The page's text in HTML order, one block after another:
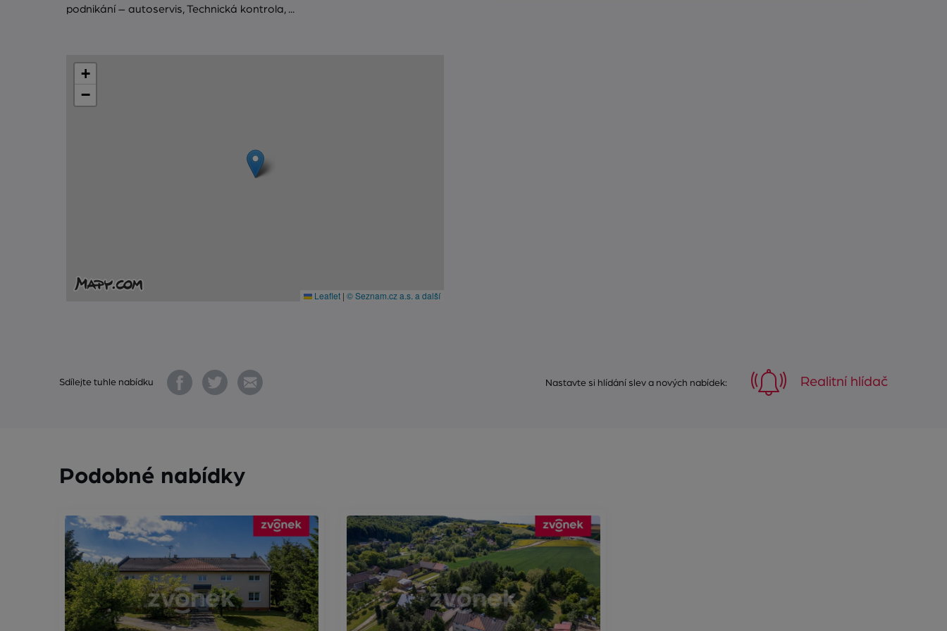
podnikání – autoservis, Technická kontrola, ...
+
−
Leaflet | © Seznam.cz a.s. a další
Sdílejte tuhle nabídku Nastavte si hlídání slev a nových nabídek: Realitní hlídač
Podobné nabídky